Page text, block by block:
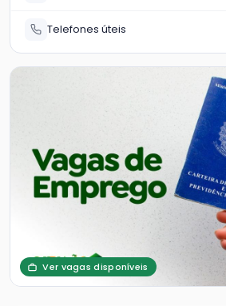
Telefones úteis
Ver vagas disponíveis